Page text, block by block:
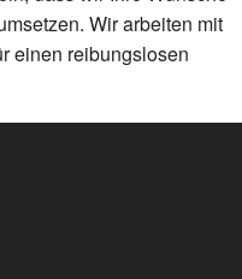
Wir arbeiten mit
einen reibungslosen